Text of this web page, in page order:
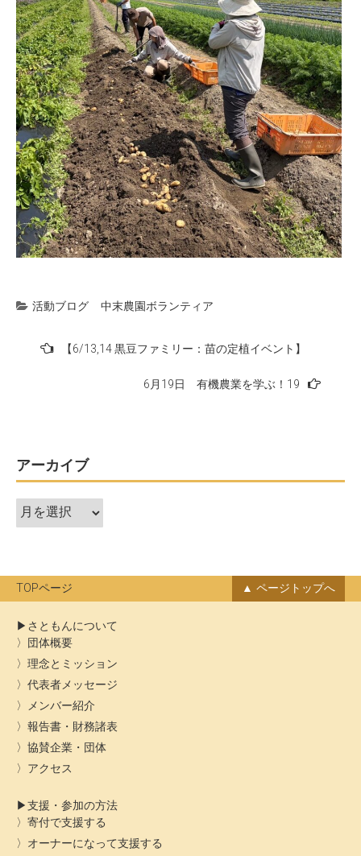
活動ブログ 中末農園ボランティア
ー
シ
ョ
【6/13,14 黒豆ファミリー：苗の定植イベント】
6月19日 有機農業を学ぶ！19
アーカイブ
ア
ー
ブ
TOPページ ページトップへ
さともんについて
団体概要
理念とミッション
代表者メッセージ
メンバー紹介
報告書・財務諸表
協賛企業・団体
アクセス
支援・参加の方法
寄付で支援する
オーナーになって支援する